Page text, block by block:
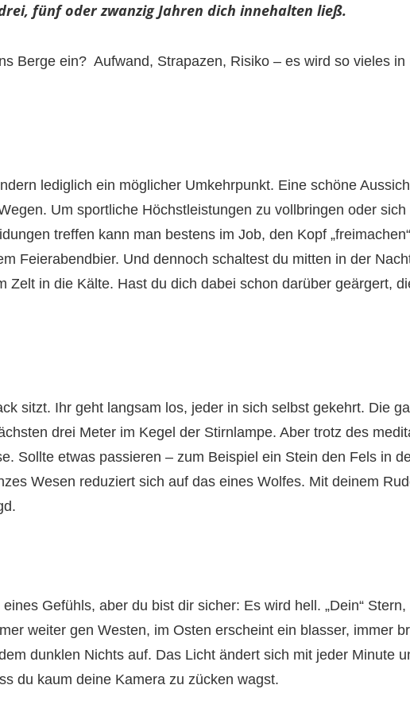
fünf oder zwanzig Jahren dich innehalten ließ.
Berge ein? Aufwand, Strapazen, Risiko – es wird so vieles
lediglich ein möglicher Umkehrpunkt. Eine schöne
Um sportliche Höchstleistungen zu vollbringen oder
treffen kann man bestens im Job, den Kopf
Feierabendbier. Und dennoch schaltest du mitten in der
Zelt in die Kälte. Hast du dich dabei schon darüber geärgert,
sitzt. Ihr geht langsam los, jeder in sich selbst gekehrt. Die
drei Meter im Kegel der Stirnlampe. Aber trotz des
Sollte etwas passieren – zum Beispiel ein Stein den Fels in
Wesen reduziert sich auf das eines Wolfes. Mit deinem
Gefühls, aber du bist dir sicher: Es wird hell. „Dein“
weiter gen Westen, im Osten erscheint ein blasser, immer
dunklen Nichts auf. Das Licht ändert sich mit jeder Minute
du kaum deine Kamera zu zücken wagst.